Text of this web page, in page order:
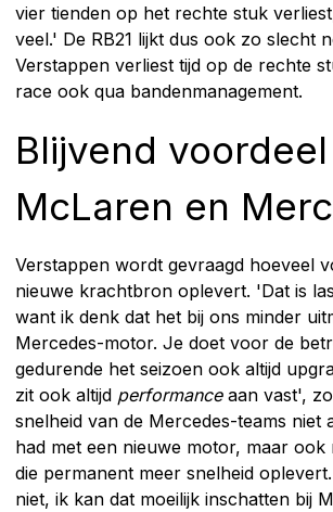
vier tienden op het rechte stuk
veel.' De RB21 lijkt dus ook zo slecht
Verstappen verliest tijd op de rechte
race ook qua bandenmanagement.
Blijvend
McLaren en
Verstappen wordt gevraagd hoeveel
nieuwe krachtbron oplevert. 'Dat is
want ik denk dat het bij ons minder
Mercedes-motor. Je doet voor de
gedurende het seizoen ook altijd
zit ook altijd performanceaan vast',
snelheid van de Mercedes-teams niet
had met een nieuwe motor, maar ook
die permanent meer snelheid
niet, ik kan dat moeilijk inschatten bij